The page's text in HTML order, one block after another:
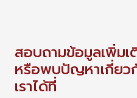
สอบถามข้อมูลเพิ่มเ
หรือพบปัญหาเกี่ยว
เราได้ที่